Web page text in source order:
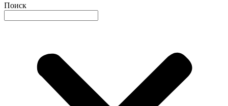
Поиск